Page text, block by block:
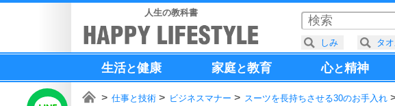
人生の教科書
生活と健康 家庭と教育 心と精神
仕事と技術 ビジネスマナー スーツを長持ちさせる30のお手入れ
しみ タ